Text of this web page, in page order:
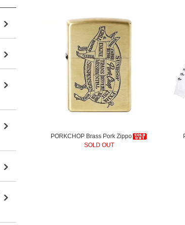
PORKCHOP Brass Pork Zippo
SOLD OUT